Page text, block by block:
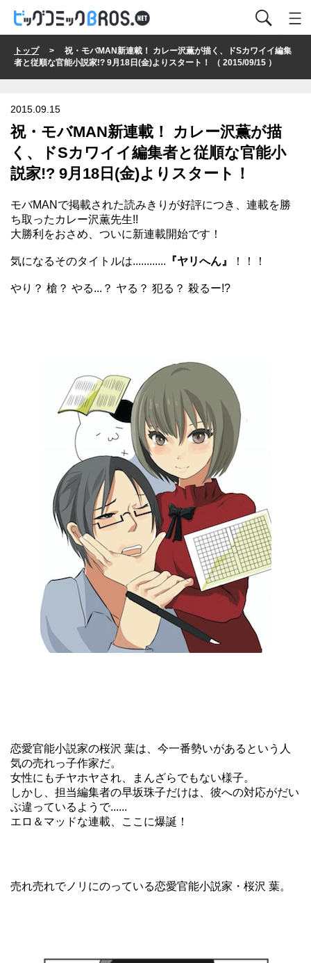
トップ> 祝・モバMAN新連載！ カレー沢薫が描く、ドSカワイイ編集
者と従順な官能小説家!? 9月18日(金)よりスタート！ （ 2015/09/15 ）
2015.09.15
祝・モバMAN新連載！ カレー沢薫が描
く、ドSカワイイ編集者と従順な官能小
説家!? 9月18日(金)よりスタート！
モバMANで掲載された読みきり が好評につき、連載を勝
ち取ったカレー沢薫先生!!
大勝利をおさめ、ついに新連載開始です！
気になるそのタイトルは............ 『ヤリへん』 ！！！
やり？ 槍？ やる...？ ヤる？ 犯る？ 殺るー!?
恋愛官能小説家の桜沢 葉は、今一番勢いがあるという人
気の売れっ子作家だ。
女性にもチヤホヤされ、まんざらでもない様子。
しかし、担当編集者の早坂珠子だけは、彼への対応がだい
ぶ違っているようで......
エロ＆マッドな連載、ここに爆誕！
売れ売れでノリにのっている恋愛官能小説家・桜沢 葉。